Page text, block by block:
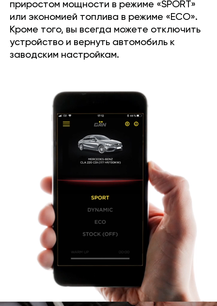
приростом мощности в режиме «SPORT»
или экономией топлива в режиме «ECO».
Кроме того, вы всегда можете отключить
устройство и вернуть автомобиль к
заводским настройкам.